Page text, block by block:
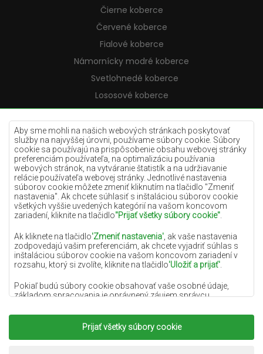
Aby sme mohli na našich webových stránkach poskytovať
služby na najvyššej úrovni, používame súbory cookie. Súbory
cookie sa používajú na prispôsobenie obsahu webovej stránky
preferenciám používateľa, na optimalizáciu používania
webových stránok, na vytváranie štatistík a na udržiavanie
relácie používateľa webovej stránky. Jednotlivé nastavenia
súborov cookie môžete zmeniť kliknutím na tlačidlo "Zmeniť
nastavenia". Ak chcete súhlasiť s inštaláciou súborov cookie
všetkých vyššie uvedených kategórií na vašom koncovom
zariadení, kliknite na tlačidlo"Prijať všetky súbory cookie"
Ak kliknete na tlačidlo'Zmeniť nastavenia' , ak vaše nastavenia
zodpovedajú vašim preferenciám, ak chcete vyjadriť súhlas s
inštaláciou súborov cookie na vašom koncovom zariadení v
rozsahu, ktorý si zvolíte, kliknite na tlačidlo'Uložiť a prijať'
Pokiaľ budú súbory cookie obsahovať vaše osobné údaje,
základom spracovania je oprávnený záujem správcu
podobe poskytovania vysokokvalitných služieb na našej
webovej stránke a marketingových aktivít správcu osobných
údajov a jeho dôveryhodných partnerov.
Prijať všetky súbory cookie
Čierne koberce
Červené koberce
Fialové koberce
Námornícky modré koberce
Svetlohnedé koberce
Lososové koberce
Krémové koberce
Lilac koberce
Žlté koberce
Mätové koberce
Modré koberce
Oranžové koberce
Ružové koberce
Šedé koberce
Terakotové koberce
Zelené koberce
Zlaté koberce
Copyright 2022Koberce Chemex.Všetky práva